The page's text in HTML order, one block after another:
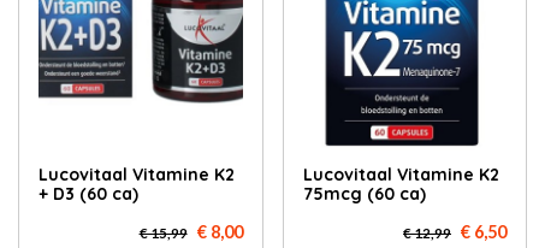
Lucovitaal Vitamine K2
+ D3 (60 ca)
€ 15,99 € 8,00
Lucovitaal Vitamine K2
75mcg (60 ca)
€ 12,99 € 6,50